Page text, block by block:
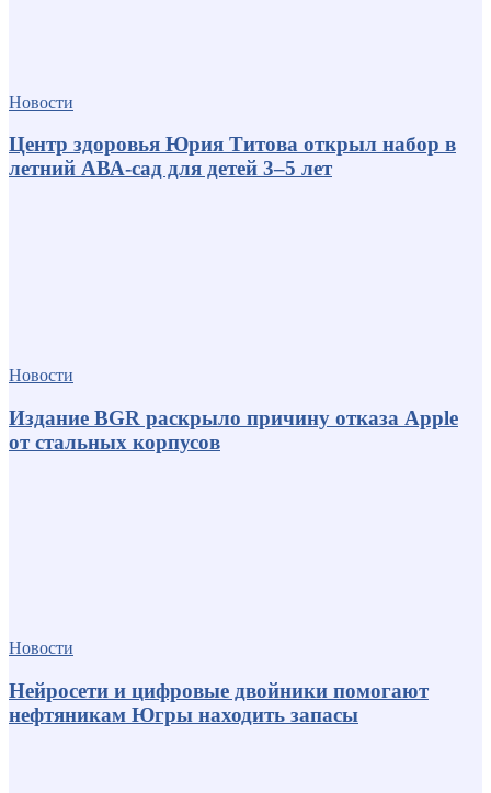
Новости
Центр здоровья Юрия Титова открыл набор в
летний АВА-сад для детей 3–5 лет
Новости
Издание BGR раскрыло причину отказа Apple
от стальных корпусов
Новости
Нейросети и цифровые двойники помогают
нефтяникам Югры находить запасы